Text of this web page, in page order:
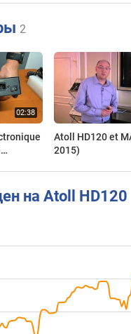
2
Atoll HD120 et
2015)
на Atoll HD120